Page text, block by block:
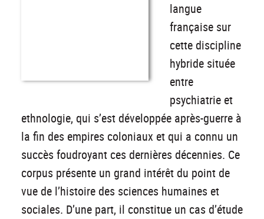
langue
française sur
cette discipline
hybride située
entre
psychiatrie et
ethnologie, qui s’est développée après-guerre à
la fin des empires coloniaux et qui a connu un
succès foudroyant ces dernières décennies. Ce
corpus présente un grand intérêt du point de
vue de l’histoire des sciences humaines et
sociales. D’une part, il constitue un cas d’étude